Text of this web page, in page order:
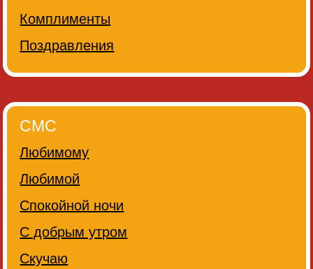
Комплименты
Поздравления
СМС
Любимому
Любимой
Спокойной ночи
С добрым утром
Скучаю